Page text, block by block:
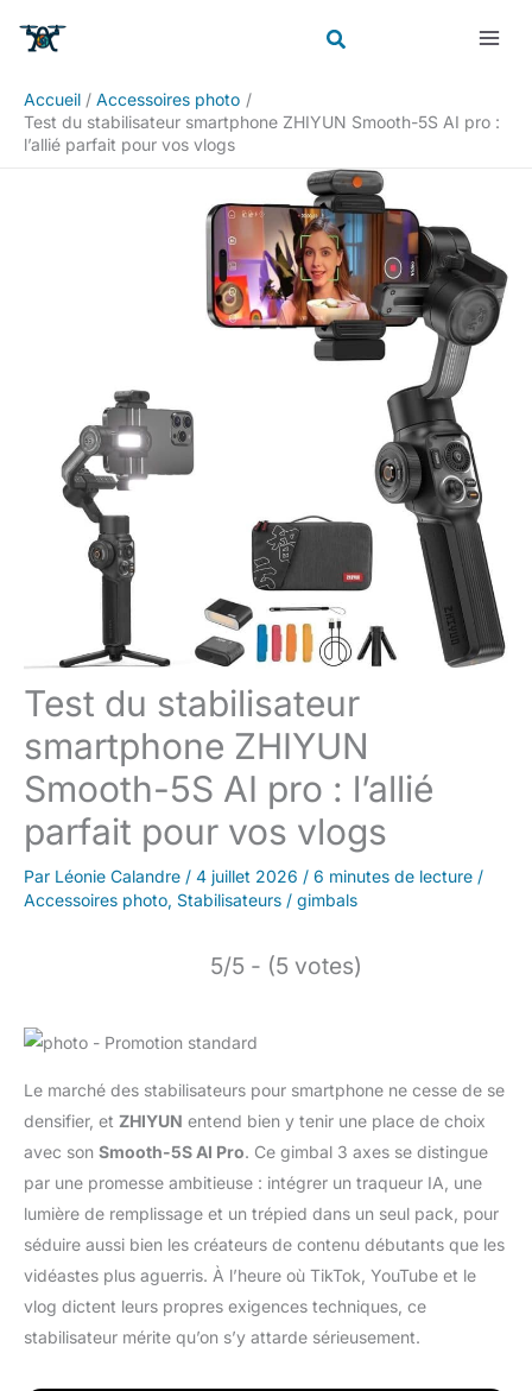
Accueil
Accessoires photo
Test du stabilisateur smartphone ZHIYUN Smooth-5S AI pro :
l’allié parfait pour vos vlogs
Test du stabilisateur
smartphone ZHIYUN
Smooth-5S AI pro : l’allié
parfait pour vos vlogs
Par Léonie Calandre / 4 juillet 2026 / 6 minutes de lecture /
Accessoires photo, Stabilisateurs / gimbals
5/5 - (5 votes)
Le marché des stabilisateurs pour smartphone ne cesse de se
densifier, et ZHIYUN entend bien y tenir une place de choix
avec son Smooth-5S AI Pro. Ce gimbal 3 axes se distingue
par une promesse ambitieuse : intégrer un traqueur IA, une
lumière de remplissage et un trépied dans un seul pack, pour
séduire aussi bien les créateurs de contenu débutants que les
vidéastes plus aguerris. À l’heure où TikTok, YouTube et le
vlog dictent leurs propres exigences techniques, ce
stabilisateur mérite qu’on s’y attarde sérieusement.